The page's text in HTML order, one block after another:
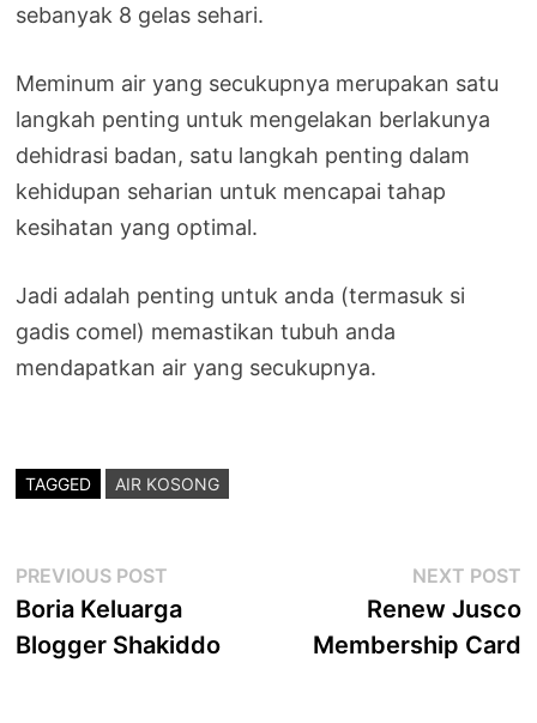
sebanyak 8 gelas sehari.
Meminum air yang secukupnya merupakan satu
langkah penting untuk mengelakan berlakunya
dehidrasi badan, satu langkah penting dalam
kehidupan seharian untuk mencapai tahap
kesihatan yang optimal.
Jadi adalah penting untuk anda (termasuk si
gadis comel) memastikan tubuh anda
mendapatkan air yang secukupnya.
TAGGED AIR KOSONG
Post
navigation
PREVIOUS POST
post:
Boria Keluarga
Blogger Shakiddo
NEXT POST
Renew Jusco
Membership Card